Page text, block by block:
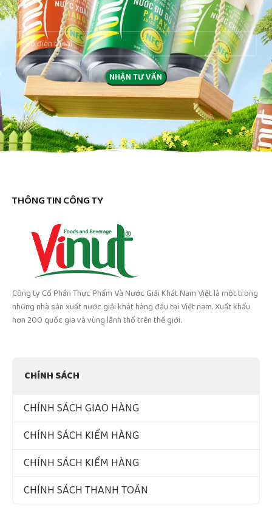
THÔNG TIN CÔNG TY
Công ty Cổ Phần Thực Phẩm Và Nước Giải Khát Nam Việt là một trong
những nhà sản xuất nước giải khát hàng đầu tại Việt nam. Xuất khẩu
hơn 200 quốc gia và vùng lãnh thổ trên thế giới.
CHÍNH SÁCH
CHÍNH SÁCH GIAO HÀNG
CHÍNH SÁCH KIỂM HÀNG
CHÍNH SÁCH KIỂM HÀNG
CHÍNH SÁCH THANH TOÁN